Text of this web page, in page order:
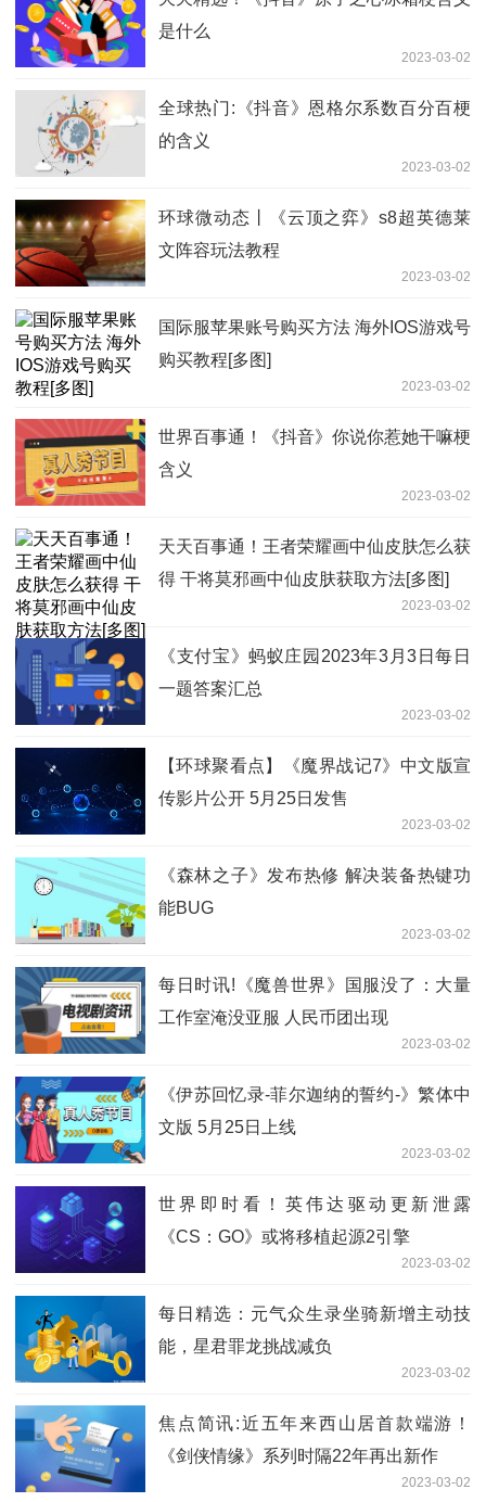
是什么
2023-03-02
全球热门:《抖音》恩格尔系数百分百梗
的含义
2023-03-02
环球微动态丨《云顶之弈》s8超英德莱
文阵容玩法教程
2023-03-02
国际服苹果账号购买方法 海外IOS游戏号
购买教程[多图]
2023-03-02
世界百事通！《抖音》你说你惹她干嘛梗
含义
2023-03-02
天天百事通！王者荣耀画中仙皮肤怎么获
得 干将莫邪画中仙皮肤获取方法[多图]
2023-03-02
《支付宝》蚂蚁庄园2023年3月3日每日
一题答案汇总
2023-03-02
【环球聚看点】《魔界战记7》中文版宣
传影片公开 5月25日发售
2023-03-02
《森林之子》发布热修 解决装备热键功
能BUG
2023-03-02
每日时讯!《魔兽世界》国服没了：大量
工作室淹没亚服 人民币团出现
2023-03-02
《伊苏回忆录-菲尔迦纳的誓约-》繁体中
文版 5月25日上线
2023-03-02
世界即时看！英伟达驱动更新泄露
《CS：GO》或将移植起源2引擎
2023-03-02
每日精选：元气众生录坐骑新增主动技
能，星君罪龙挑战减负
2023-03-02
焦点简讯:近五年来西山居首款端游！
《剑侠情缘》系列时隔22年再出新作
2023-03-02